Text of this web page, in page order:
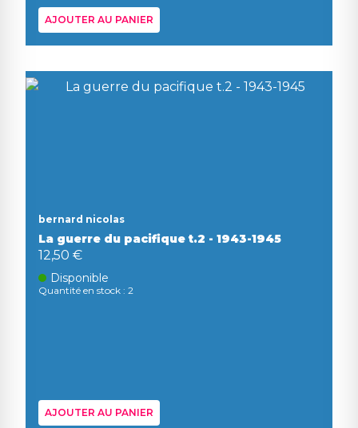
AJOUTER AU PANIER
bernard nicolas
La guerre du pacifique t.2 - 1943-1945
12,50 €
Disponible
Quantité en stock : 2
AJOUTER AU PANIER